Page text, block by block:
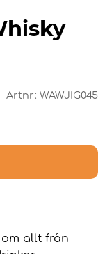
Artnr: WAWJIG045
allt från